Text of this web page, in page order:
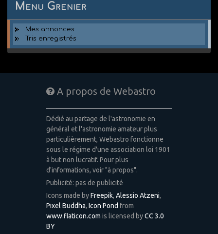
Menu Grenier
Mes annonces
Tris enregistrés
A propos de Webastro
Dédié au partage de l'astronomie en
général et l'astronomie amateur plus
particulièrement, Webastro fonctionne
sous le régime d'une association loi 1901
à but non lucratif. Pour plus
d'informations, voir "à propos".
Publicité: pas de publicité
Icons made byFreepik, Alessio Atzeni,
Pixel Buddha, Icon Pond from
www.flaticon.com is licensed byCC 3.0
BY